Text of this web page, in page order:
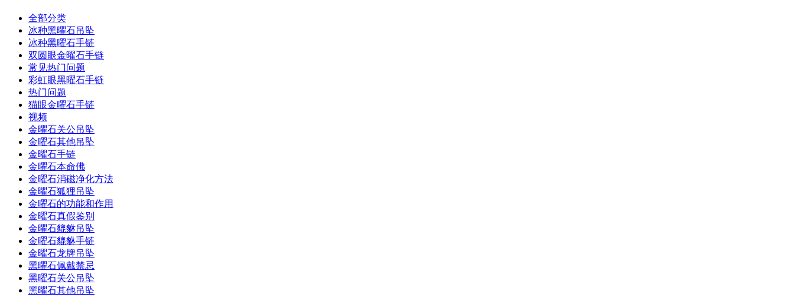
全部分类
冰种黑曜石吊坠
冰种黑曜石手链
双圆眼金曜石手链
常见热门问题
彩虹眼黑曜石手链
热门问题
猫眼金曜石手链
视频
金曜石关公吊坠
金曜石其他吊坠
金曜石手链
金曜石本命佛
金曜石消磁净化方法
金曜石狐狸吊坠
金曜石的功能和作用
金曜石真假鉴别
金曜石貔貅吊坠
金曜石貔貅手链
金曜石龙牌吊坠
黑曜石佩戴禁忌
黑曜石关公吊坠
黑曜石其他吊坠